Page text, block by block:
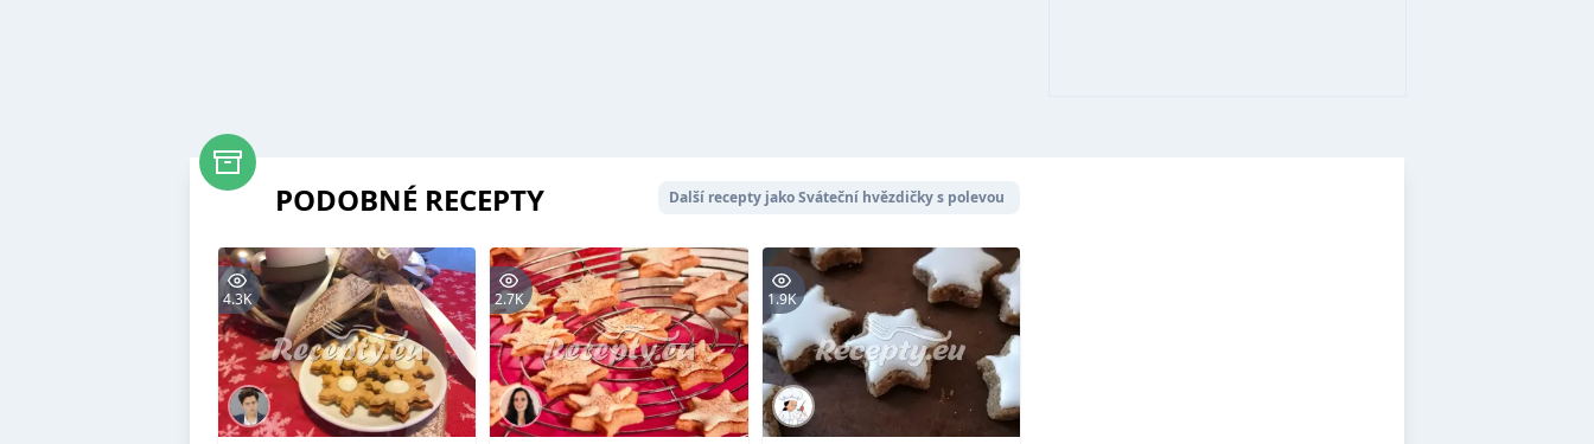
PODOBNÉ RECEPTY Další recepty jako Sváteční hvězdičky s polevou
4.3K 2.7K 1.9K